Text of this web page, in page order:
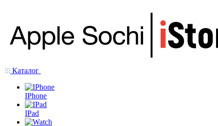
Каталог
IPhone
IPad